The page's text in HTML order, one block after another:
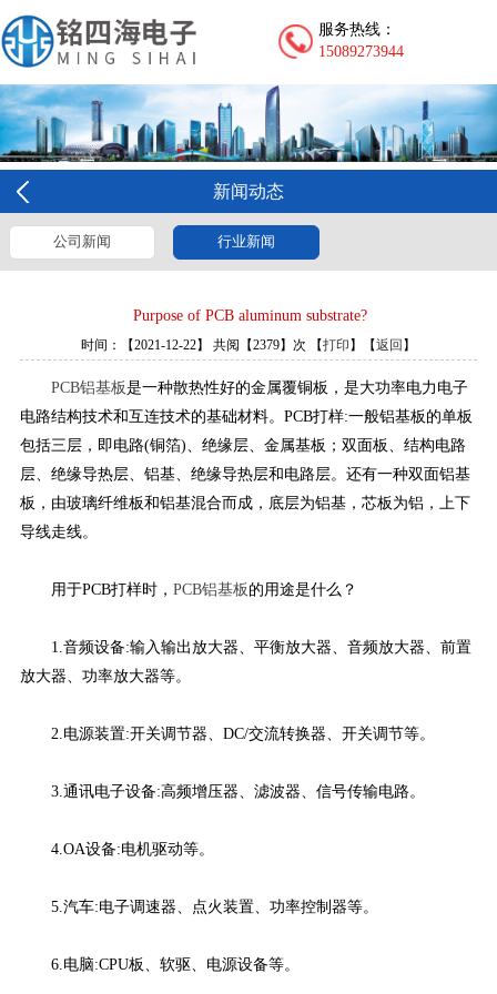
服务热线：
15089273944
新闻动态
公司新闻 行业新闻
Purpose of PCB aluminum substrate?
时间：【2021-12-22】 共阅【2379】次 【打印】【返回】
PCB铝基板是一种散热性好的金属覆铜板，是大功率电力电子
电路结构技术和互连技术的基础材料。PCB打样:一般铝基板的单板
包括三层，即电路(铜箔)、绝缘层、金属基板；双面板、结构电路
层、绝缘导热层、铝基、绝缘导热层和电路层。还有一种双面铝基
板，由玻璃纤维板和铝基混合而成，底层为铝基，芯板为铝，上下
导线走线。
用于PCB打样时， PCB铝基板 的用途是什么？
1.音频设备:输入输出放大器、平衡放大器、音频放大器、前置
放大器、功率放大器等。
2.电源装置:开关调节器、DC/交流转换器、开关调节等。
3.通讯电子设备:高频增压器、滤波器、信号传输电路。
4.OA设备:电机驱动等。
5.汽车:电子调速器、点火装置、功率控制器等。
6.电脑:CPU板、软驱、电源设备等。